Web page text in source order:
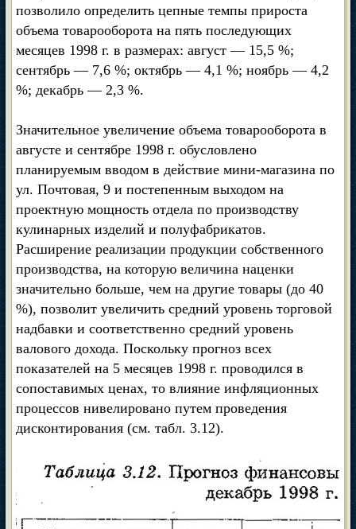
позволило определить цепные темпы прироста
объема товарооборота на пять последующих
месяцев 1998 г. в размерах: август — 15,5 %;
сентябрь — 7,6 %; октябрь — 4,1 %; ноябрь — 4,2
%; декабрь — 2,3 %.
Значительное увеличение объема товарооборота в
августе и сентябре 1998 г. обусловлено
планируемым вводом в действие мини-магазина по
ул. Почтовая, 9 и постепенным выходом на
проектную мощность отдела по производству
кулинарных изделий и полуфабрикатов.
Расширение реализации продукции собственного
производства, на которую величина наценки
значительно больше, чем на другие товары (до 40
%), позволит увеличить средний уровень торговой
надбавки и соответственно средний уровень
валового дохода. Поскольку прогноз всех
показателей на 5 месяцев 1998 г. проводился в
сопоставимых ценах, то влияние инфляционных
процессов нивелировано путем проведения
дисконтирования (см. табл. 3.12).